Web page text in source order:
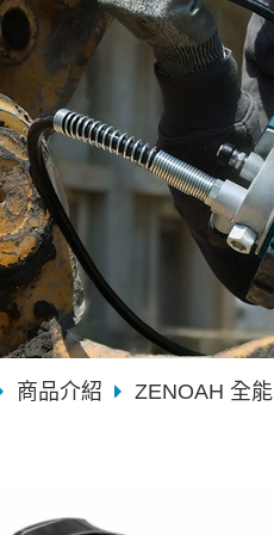
商品介紹 ZENOAH 全能